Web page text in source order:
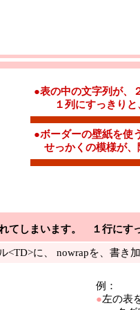
●表の中の文字列が、
１列にすっきりと
●ボーダーの壁紙を使
せっかくの模様が、
てしまいます。 １行にす
に、 nowrapを、書き加
例：
●左の表